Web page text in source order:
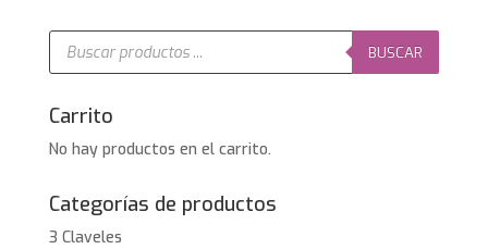
Búsqueda
productos
BUSCAR
Carrito
No hay productos en el carrito.
Categorías de productos
3 Claveles